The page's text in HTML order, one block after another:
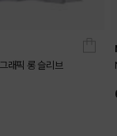
래픽 롱 슬리브